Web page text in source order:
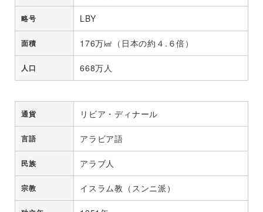
略号 LBY
面積 176万㎢（日本の約４.６倍）
人口 668万人
通貨 リビア・ディナール
言語 アラビア語
民族 アラブ人
宗教 イスラム教（スンニ派）